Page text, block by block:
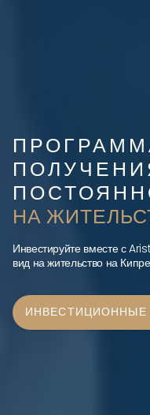
НА
Инвестируйте вместе с
вид на жительство на